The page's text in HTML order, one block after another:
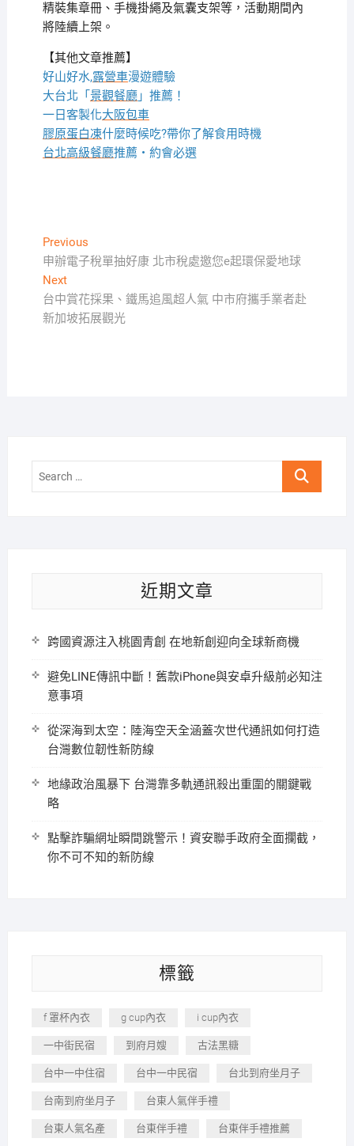
精裝集章冊、手機掛繩及氣囊支架等，活動期間內
將陸續上架。
【其他文章推薦】
好山好水,露營車漫遊體驗
大台北「 景觀餐廳」推薦！
一日客製化大阪包車
膠原蛋白凍什麼時候吃?帶你了解食用時機
台北高級餐廳推薦・約會必選
文
章
導
覽
PreviousPrevious
post:
申辦電子稅單抽好康 北市稅處邀您e起環保愛地球
NextNext
post:
台中賞花採果、鐵馬追風超人氣 中市府攜手業者赴
新加坡拓展觀光
Search
近期文章
跨國資源注入桃園青創 在地新創迎向全球新商機
避免LINE傳訊中斷！舊款iPhone與安卓升級前必知注
意事項
從深海到太空：陸海空天全涵蓋次世代通訊如何打造
台灣數位韌性新防線
地緣政治風暴下 台灣靠多軌通訊殺出重圍的關鍵戰
略
點擊詐騙網址瞬間跳警示！資安聯手政府全面攔截，
你不可不知的新防線
標籤
f 罩杯內衣 g cup內衣 i cup內衣
一中街民宿 到府月嫂 古法黑糖
台中一中住宿 台中一中民宿 台北到府坐月子
台南到府坐月子 台東人氣伴手禮
台東人氣名產 台東伴手禮 台東伴手禮推薦